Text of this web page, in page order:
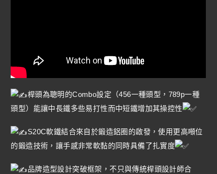
桿頭為聰明的Combo設定（456一種頭型，789p一種
頭型）能讓中長鐵多些易打性而中短鐵增加其操控性
S20C軟鐵結合來自於鍛造鋁圈的啟發，使用更高噸位
的鍛造技術，讓手感非常軟黏的同時具備了扎實度
品牌造型設計突破框架，不只與傳統桿頭設計師合